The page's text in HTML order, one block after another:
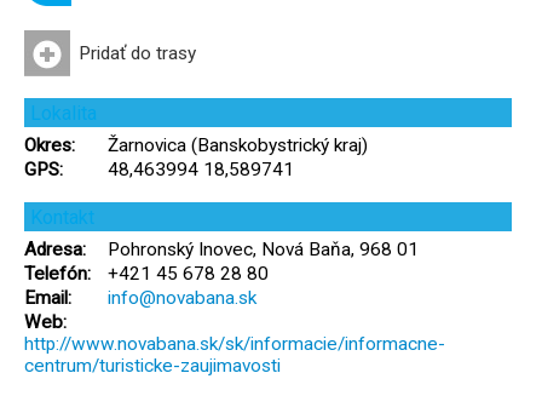
Pridať do trasy
Lokalita
Okres:
Žarnovica (Banskobystrický kraj)
GPS:
48,463994 18,589741
Kontakt
Adresa:
Pohronský Inovec, Nová Baňa, 968 01
Telefón:
+421 45 678 28 80
Email:
info@novabana.sk
Web:
http://www.novabana.sk/sk/informacie/informacne-
centrum/turisticke-zaujimavosti